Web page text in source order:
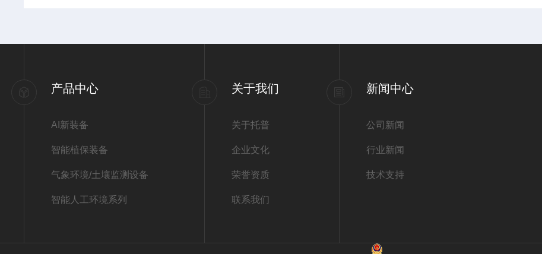
产品中心
AI新装备
智能植保装备
气象环境/土壤监测设备
智能人工环境系列
关于我们
关于托普
企业文化
荣誉资质
联系我们
新闻中心
公司新闻
行业新闻
技术支持